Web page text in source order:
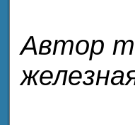
Автор